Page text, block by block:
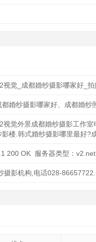
视觉_成都婚纱摄影哪家好_
都婚纱摄影哪家好、成都婚纱
视觉外景成都婚纱摄影工作
影楼.韩式婚纱摄影哪里最好?
200 OK 服务器类型：
摄影机构,电话028-